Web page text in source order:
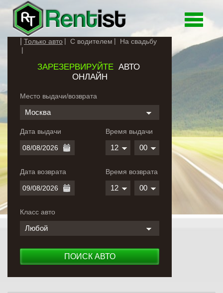
Toggle
Только авто С водителем На свадьбу
ЗАРЕЗЕРВИРУЙТЕАВТО
ОНЛАЙН
Место выдачи/возврата
Москва
Дата выдачи
Дата возврата
Время выдачи
12 00
Время возврата
12 00
Класс авто
Любой
ПОИСК АВТО